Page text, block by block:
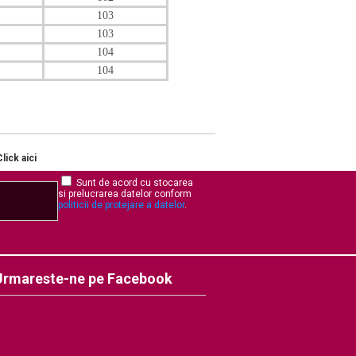
103
103
104
104
aici
Sunt de acord cu stocarea
si prelucrarea datelor conform
politicii de protejare a datelor.
ne pe Facebook